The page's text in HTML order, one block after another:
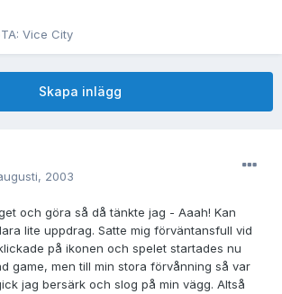
Vice City
Skapa inlägg
2003
och göra så då tänkte jag - Aaah! Kan
lite uppdrag. Satte mig förväntansfull vid
på ikonen och spelet startades nu
game, men till min stora förvånning så var
jag bersärk och slog på min vägg. Altså